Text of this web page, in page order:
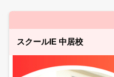
スクールIE 中居校